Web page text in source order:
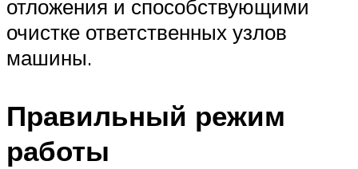
отложения и способствующими
очистке ответственных узлов
машины.
Правильный режим
работы